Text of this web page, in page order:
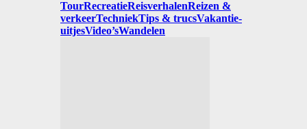
TourRecreatieReisverhalenReizen &
verkeerTechniekTips & trucsVakantie-
uitjesVideo’sWandelen